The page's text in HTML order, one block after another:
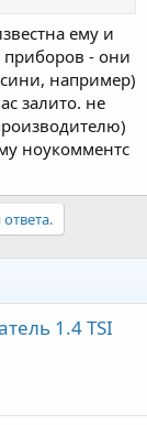
ему и
приборов - они
например)
залито. не
ноукомментс
1.4 TSI